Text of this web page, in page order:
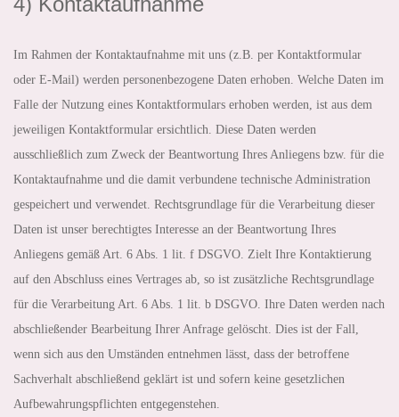
Im Rahmen der Kontaktaufnahme mit uns (z.B. per Kontaktformular
oder E-Mail) werden personenbezogene Daten erhoben. Welche Daten im
Falle der Nutzung eines Kontaktformulars erhoben werden, ist aus dem
jeweiligen Kontaktformular ersichtlich. Diese Daten werden
ausschließlich zum Zweck der Beantwortung Ihres Anliegens bzw. für die
Kontaktaufnahme und die damit verbundene technische Administration
gespeichert und verwendet. Rechtsgrundlage für die Verarbeitung dieser
Daten ist unser berechtigtes Interesse an der Beantwortung Ihres
Anliegens gemäß Art. 6 Abs. 1 lit. f DSGVO. Zielt Ihre Kontaktierung
auf den Abschluss eines Vertrages ab, so ist zusätzliche Rechtsgrundlage
für die Verarbeitung Art. 6 Abs. 1 lit. b DSGVO. Ihre Daten werden nach
abschließender Bearbeitung Ihrer Anfrage gelöscht. Dies ist der Fall,
wenn sich aus den Umständen entnehmen lässt, dass der betroffene
Sachverhalt abschließend geklärt ist und sofern keine gesetzlichen
Aufbewahrungspflichten entgegenstehen.